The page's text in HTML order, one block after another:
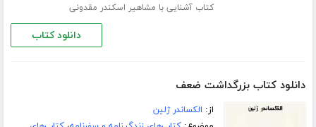
کتاب آشنایی با مشاهیر اسکندر مقدونی
دانلود کتاب
دانلود کتاب بزرگداشت ضعف
از: الکساندر ژلین